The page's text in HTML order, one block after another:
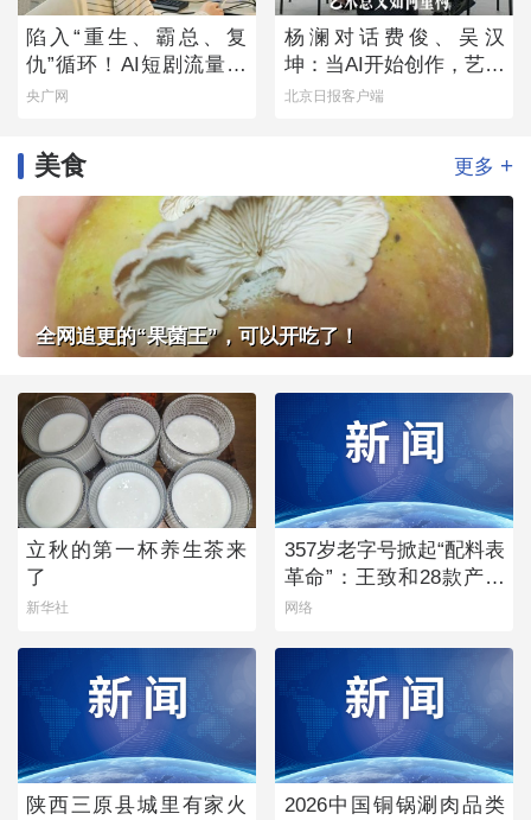
陷入“重生、霸总、复
仇”循环！AI短剧流量狂
欢背后
央广网
杨澜对话费俊、吴汉
坤：当AI开始创作，艺术
意义如何重构
北京日报客户端
美食 更多 +
全网追更的“果菌王”，可以开吃了！
立秋的第一杯养生茶来
了
新华社
357岁老字号掀起“配料表
革命”：王致和28款产品
获清洁标签0级评价
网络
陕西三原县城里有家火
2026中国铜锅涮肉品类